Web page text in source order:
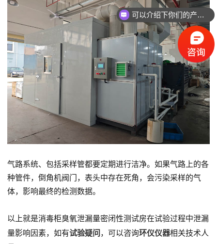
气路系统、包括采样管都要定期进行洁净。如果气路上的各
种管件，倒角机阀门，表头中存在死角，会污染采样的气
体，影响最终的检测数据。
以上就是消毒柜臭氧泄漏量密闭性测试房在试验过程中泄漏
量影响因素，如有试验疑问 ，可以咨询环仪仪器相关技术人
可以介绍下你们的产品么